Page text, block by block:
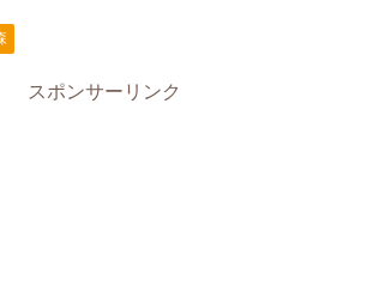
スポンサーリンク